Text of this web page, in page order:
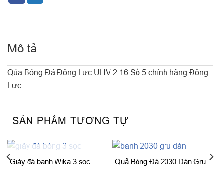
Mô tả
Qủa Bóng Đá Động Lực UHV 2.16 Số 5 chính hãng Động
Lực.
SẢN PHẨM TƯƠNG TỰ
HẾT HÀNG
Giày đá banh Wika 3 sọc Quả Bóng Đá 2030 Dán Gru